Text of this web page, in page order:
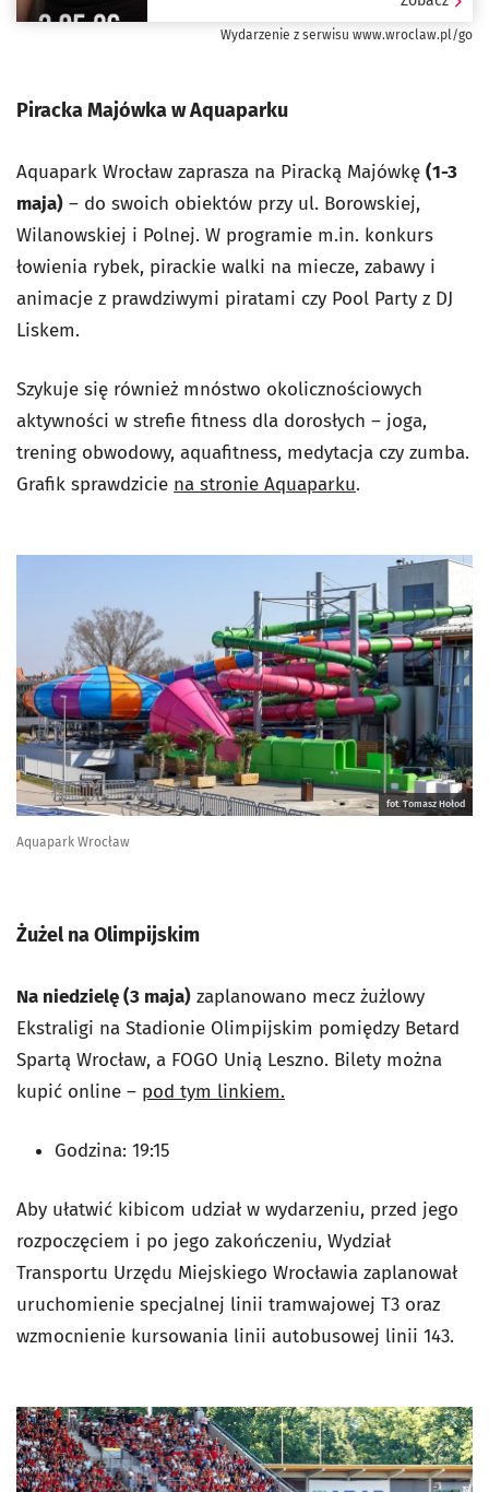
Wydarzenie z serwisu www.wroclaw.pl/go
Piracka Majówka w Aquaparku
Aquapark Wrocław zaprasza na Piracką Majówkę (1-3
maja) – do swoich obiektów przy ul. Borowskiej,
Wilanowskiej i Polnej. W programie m.in. konkurs
łowienia rybek, pirackie walki na miecze, zabawy i
animacje z prawdziwymi piratami czy Pool Party z DJ
Liskem.
Szykuje się również mnóstwo okolicznościowych
aktywności w strefie fitness dla dorosłych – joga,
trening obwodowy, aquafitness, medytacja czy zumba.
Grafik sprawdzicie na stronie Aquaparku.
fot. Tomasz Hołod
Aquapark Wrocław
Żużel na Olimpijskim
Na niedzielę (3 maja) zaplanowano mecz żużlowy
Ekstraligi na Stadionie Olimpijskim pomiędzy Betard
Spartą Wrocław, a FOGO Unią Leszno. Bilety można
kupić online – pod tym linkiem.
Godzina: 19:15
Aby ułatwić kibicom udział w wydarzeniu, przed jego
rozpoczęciem i po jego zakończeniu, Wydział
Transportu Urzędu Miejskiego Wrocławia zaplanował
uruchomienie specjalnej linii tramwajowej T3 oraz
wzmocnienie kursowania linii autobusowej linii 143.